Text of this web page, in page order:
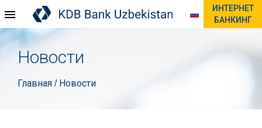
ИНТЕРНЕТ
БАНКИНГ
Новости
Главная / Новости